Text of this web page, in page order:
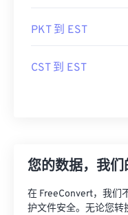
PKT 到 EST
CST 到 EST
您的数据，我
在 FreeConvert，我们
护文件安全。无论您转